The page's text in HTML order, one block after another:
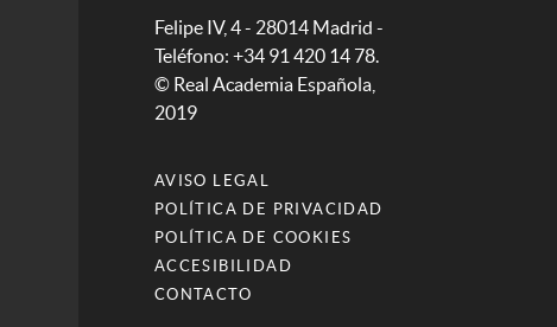
Felipe IV, 4 - 28014 Madrid -
Teléfono: +34 91 420 14 78.
© Real Academia Española,
2019
AVISO LEGAL
POLÍTICA DE PRIVACIDAD
POLÍTICA DE COOKIES
ACCESIBILIDAD
CONTACTO